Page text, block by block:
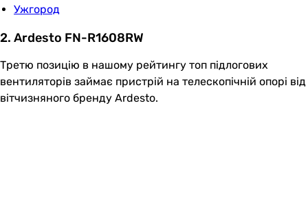
Ужгород
2. Ardesto FN-R1608RW
Третю позицію в нашому рейтингу топ підлогових
вентиляторів займає пристрій на телескопічній опорі від
вітчизняного бренду Ardesto.